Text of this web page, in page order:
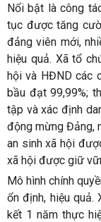
Nổi bật là công
tục được tăng
đảng viên mới,
hiệu quả. Xã tổ
hội và HĐND các
bầu đạt 99,99%;
tập và xác định
động mừng Đảng,
an sinh xã hội
xã hội được giữ
Mô hình chính
ổn định, hiệu quả.
kết 1 năm thực